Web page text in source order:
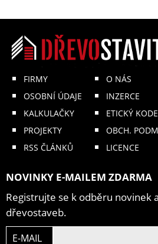
FIRMY
OSOBNÍ ÚDAJE
KALKULAČKY
PROJEKTY
RSS ČLÁNKŮ
O NÁS
INZERCE
ETICKÝ
OBCH.
LICENCE
NOVINKY E-MAILEM ZDARMA
Registrujte se k odběru novinek
dřevostaveb.
E-MAIL